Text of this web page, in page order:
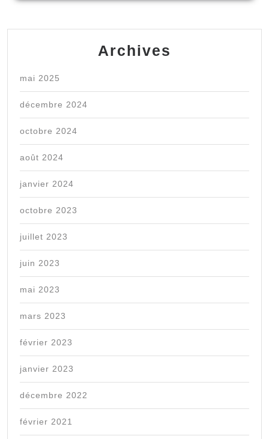
Archives
mai 2025
décembre 2024
octobre 2024
août 2024
janvier 2024
octobre 2023
juillet 2023
juin 2023
mai 2023
mars 2023
février 2023
janvier 2023
décembre 2022
février 2021